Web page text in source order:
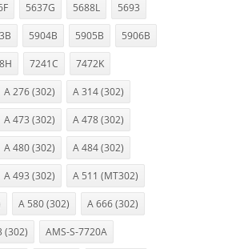
5637G 5688L 5693
5904B 5905B 5906B
7241C 7472K
A 276 (302) A 314 (302)
A 473 (302) A 478 (302)
A 480 (302) A 484 (302)
A 493 (302) A 511 (MT302)
A 580 (302) A 666 (302)
(302) AMS-S-7720A